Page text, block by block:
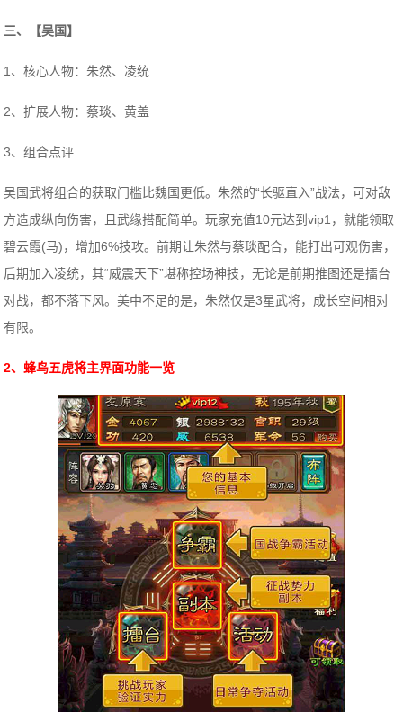
三、【吴国】
1、核心人物：朱然、凌统
2、扩展人物：蔡琰、黄盖
3、组合点评
吴国武将组合的获取门槛比魏国更低。朱然的“长驱直入”战法，可对敌
方造成纵向伤害，且武缘搭配简单。玩家充值10元达到vip1，就能领取
碧云霞(马)，增加6%技攻。前期让朱然与蔡琰配合，能打出可观伤害，
后期加入凌统，其“威震天下”堪称控场神技，无论是前期推图还是擂台
对战，都不落下风。美中不足的是，朱然仅是3星武将，成长空间相对
有限。
2、蜂鸟五虎将主界面功能一览